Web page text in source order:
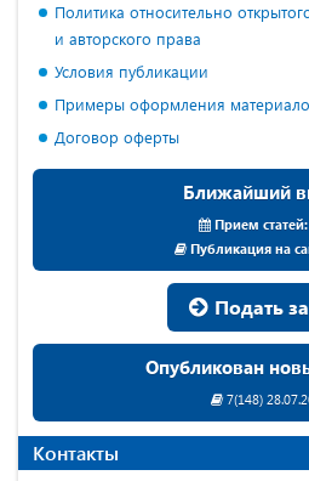
Политика относительно
и авторского права
Условия публикации
Примеры оформления
Договор оферты
Ближайший
Прием статей:
Публикация на
Подать
Опубликован
7(148)
Контакты